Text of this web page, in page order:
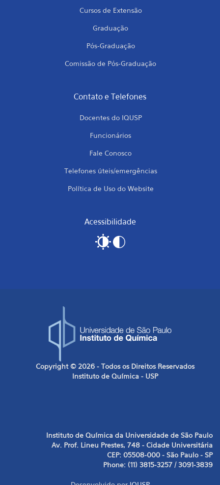
Cursos de Extensão
Graduação
Pós-Graduação
Comissão de Pós-Graduação
Contato e Telefones
Docentes do IQUSP
Funcionários
Fale Conosco
Telefones úteis/emergências
Política de Uso do Website
Acessibilidade
Copyright © 2026 - Todos os Direitos Reservados
Instituto de Química - USP
Instituto de Química da Universidade de São Paulo
Av. Prof. Lineu Prestes, 748 - Cidade Universitária
CEP: 05508-000 - São Paulo - SP
Phone: (11) 3815-3257 / 3091-3839